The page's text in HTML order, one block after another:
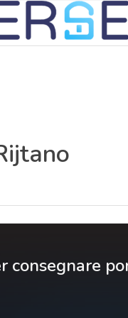
consegnare